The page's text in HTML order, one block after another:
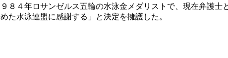
８４年ロサンゼルス五輪の水泳金メダリストで、現在弁護
た水泳連盟に感謝する」と決定を擁護した。